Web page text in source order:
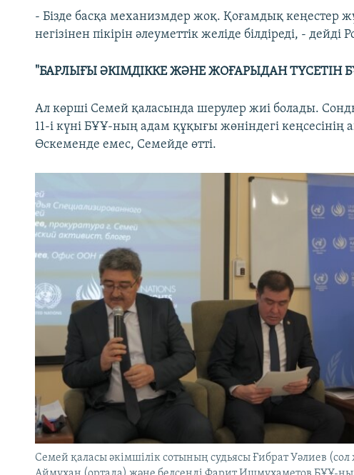
- Бізде басқа механизмдер жоқ. Қоғамдық кеңестер
негізінен пікірін әлеуметтік желіде білдіреді, -
"БАРЛЫҒЫ ӘКІМДІККЕ ЖӘНЕ ЖОҒАРЫДАН
Ал көрші Семей қаласында шерулер жиі болады.
11-і күні БҰҰ-ның адам құқығы жөніндегі
Өскеменде емес, Семейде өтті.
Семей қаласы әкімшілік сотының судьясы Ғибрат Уәлиев